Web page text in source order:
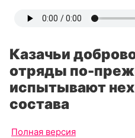
Казачьи
отряды по-
испытывают
состава
Полная версия